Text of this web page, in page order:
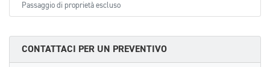
Passaggio di proprietà escluso
CONTATTACI PER UN PREVENTIVO